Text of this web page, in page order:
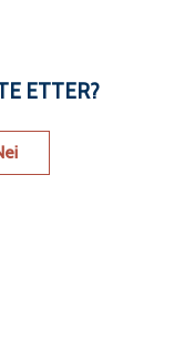
ETTER?